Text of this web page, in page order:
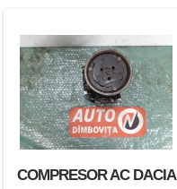
COMPRESOR AC DACIA